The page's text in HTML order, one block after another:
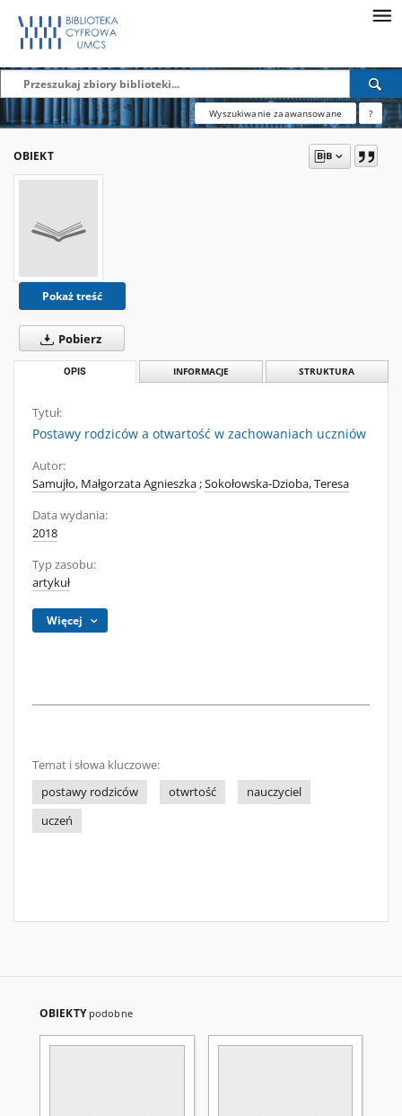
Wyszukiwanie zaawansowane ?
OBIEKT
Pokaż treść
Pobierz
OPIS INFORMACJE STRUKTURA
Tytuł:
Postawy rodziców a otwartość w zachowaniach uczniów
Autor:
Samujło, Małgorzata Agnieszka;Sokołowska-Dzioba, Teresa
Data wydania:
2018
Typ zasobu:
artykuł
Więcej
Temat i słowa kluczowe:
postawy rodziców
otwrtość
nauczyciel
uczeń
OBIEKTY podobne